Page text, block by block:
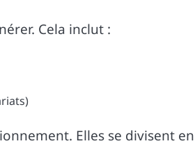
Cela inclut :
Elles se divisent en